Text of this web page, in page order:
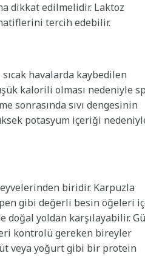
dikkat edilmelidir. Laktoz
tercih edebilir.
havalarda kaybedilen
kalorili olması nedeniyle
sonrasında sıvı dengesinin
potasyum içeriği
biridir. Karpuzla
gibi değerli besin öğeleri
doğal yoldan karşılayabilir.
kontrolü gereken bireyler
veya yoğurt gibi bir protein